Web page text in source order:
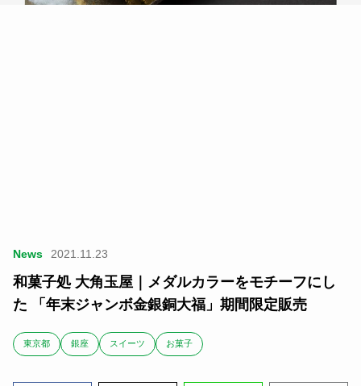
News 2021.11.23
和菓子処 大角玉屋｜メダルカラーをモチーフにし
た 「年末ジャンボ金銀銅大福」期間限定販売
東京都 銀座 スイーツ お菓子